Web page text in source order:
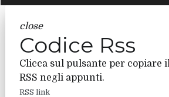
close
Codice Rss
Clicca sul pulsante per copiare
RSS negli appunti.
RSS link